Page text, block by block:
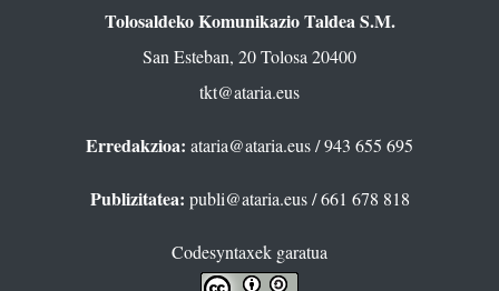
Tolosaldeko Komunikazio Taldea S.M.
San Esteban, 20 Tolosa 20400
tkt@ataria.eus
Erredakzioa: ataria@ataria.eus/ 943 655 695
Publizitatea: publi@ataria.eus/ 661 678 818
Codesyntaxek garatua